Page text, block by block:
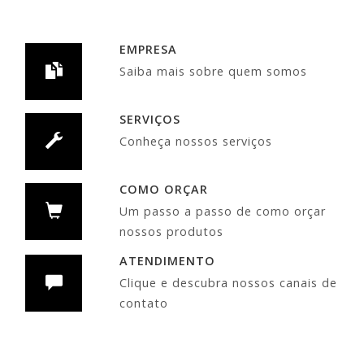
EMPRESA
Saiba mais sobre quem somos
SERVIÇOS
Conheça nossos serviços
COMO ORÇAR
Um passo a passo de como orçar
nossos produtos
ATENDIMENTO
Clique e descubra nossos canais de
contato